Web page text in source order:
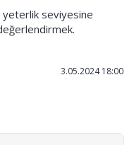
yeterlik seviyesine
3.05.2024 18:00